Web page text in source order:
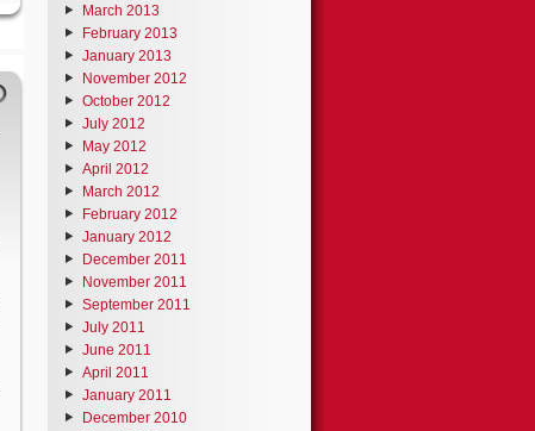
March 2013
February 2013
January 2013
November 2012
October 2012
July 2012
May 2012
April 2012
March 2012
February 2012
January 2012
December 2011
November 2011
September 2011
July 2011
June 2011
April 2011
January 2011
December 2010